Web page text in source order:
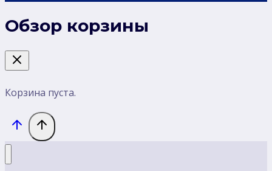
Обзор корзины
Корзина пуста.